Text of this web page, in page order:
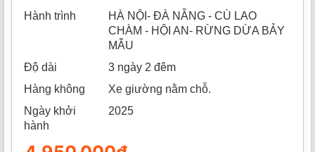
Hành trình
HÀ NỘI- ĐÀ NẴNG - CÙ LAO
CHÀM - HỘI AN- RỪNG DỪA BẢY
MẪU
Độ dài
3 ngày 2 đêm
Hàng không
Xe giường nằm chỗ.
Ngày khởi
hành
2025